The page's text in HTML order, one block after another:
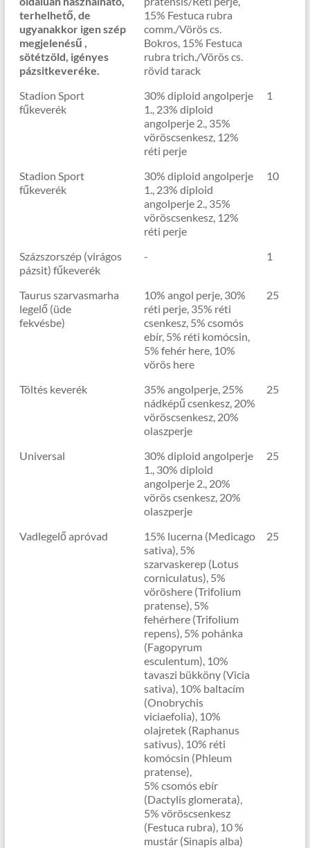
terhelhető, de
ugyanakkor igen szép
megjelenésű ,
sötétzöld, igényes
pázsitkeveréke.
15% Festuca rubra
comm./Vörös cs.
Bokros, 15% Festuca
rubra trich./Vörös cs.
rövid tarack
Stadion Sport
fűkeverék
30% diploid angolperje
1., 23% diploid
angolperje 2., 35%
vöröscsenkesz, 12%
réti perje
1
Stadion Sport
fűkeverék
30% diploid angolperje
1., 23% diploid
angolperje 2., 35%
vöröscsenkesz, 12%
réti perje
10
Százszorszép (virágos
pázsit) fűkeverék
- 1
Taurus szarvasmarha
legelő (üde
fekvésbe)
10% angol perje, 30%
réti perje, 35% réti
csenkesz, 5% csomós
ebír, 5% réti komócsin,
5% fehér here, 10%
vörös here
25
Töltés keverék
35% angolperje, 25%
nádképű csenkesz, 20%
vöröscsenkesz, 20%
olaszperje
25
Universal
30% diploid angolperje
1., 30% diploid
angolperje 2., 20%
vörös csenkesz, 20%
olaszperje
25
Vadlegelő apróvad
15% lucerna (Medicago
sativa), 5%
szarvaskerep (Lotus
corniculatus), 5%
vöröshere (Trifolium
pratense), 5%
fehérhere (Trifolium
repens), 5% pohánka
(Fagopyrum
esculentum), 10%
tavaszi bükköny (Vicia
sativa), 10% baltacím
(Onobrychis
viciaefolia), 10%
olajretek (Raphanus
sativus), 10% réti
komócsin (Phleum
pratense),
5% csomós ebír
(Dactylis glomerata),
5% vöröscsenkesz
(Festuca rubra), 10 %
mustár (Sinapis alba)
25